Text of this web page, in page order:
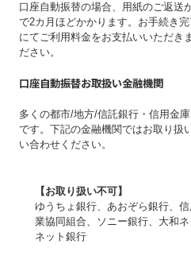
口座自動振替の場合、用紙のご返送
で2カ月ほどかかります。お手続き
にてご利用料金をお支払いいただき
ださい。
口座自動振替お取扱い金融機関
多くの都市/地方/信託銀行・信用金
です。下記の金融機関ではお取り扱
い合わせください。
【お取り扱い不可】
ゆうちょ銀行、あおぞら銀行、
業協同組合、ソニー銀行、大和
ネット銀行